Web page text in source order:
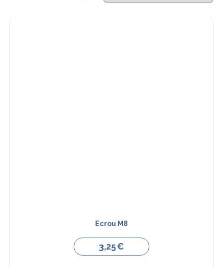
Ecrou M8
3,25€